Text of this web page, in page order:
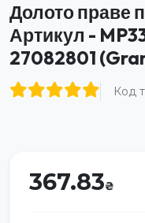
Долото праве
Артикул -
27082801
Код
367.83